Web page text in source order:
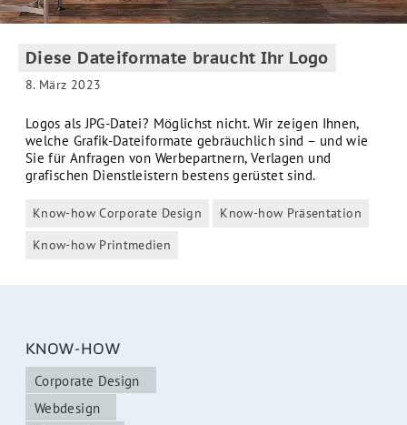
Diese Dateiformate braucht Ihr Logo
8. März 2023
Logos als JPG-Datei? Möglichst nicht. Wir zeigen Ihnen,
welche Grafik-Dateiformate gebräuchlich sind – und wie
Sie für Anfragen von Werbepartnern, Verlagen und
grafischen Dienstleistern bestens gerüstet sind.
Know-how Corporate Design
Know-how Präsentation
Know-how Printmedien
KNOW-HOW
Corporate Design
Webdesign